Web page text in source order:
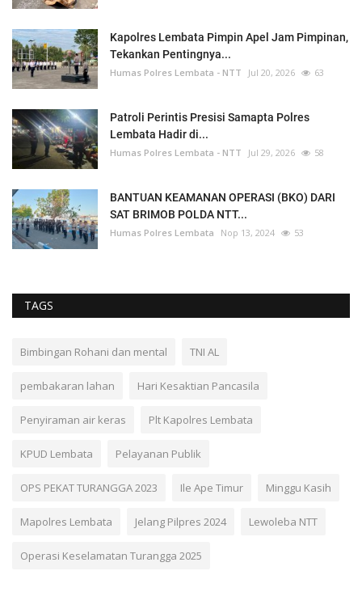
Kapolres Lembata Pimpin Apel Jam Pimpinan,
Tekankan Pentingnya...
Humas Polres Lembata - NTT Jul 20, 2026 63
Patroli Perintis Presisi Samapta Polres
Lembata Hadir di...
Humas Polres Lembata - NTT Jul 29, 2026 58
BANTUAN KEAMANAN OPERASI (BKO) DARI
SAT BRIMOB POLDA NTT...
Humas Polres Lembata Nop 13, 2024 53
TAGS
Bimbingan Rohani dan mental TNI AL
pembakaran lahan Hari Kesaktian Pancasila
Penyiraman air keras Plt Kapolres Lembata
KPUD Lembata Pelayanan Publik
OPS PEKAT TURANGGA 2023 Ile Ape Timur Minggu Kasih
Mapolres Lembata Jelang Pilpres 2024 Lewoleba NTT
Operasi Keselamatan Turangga 2025